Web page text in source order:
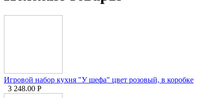
Игровой набор кухня "У шефа" цвет розовый, в коробке
3 248.00 Р